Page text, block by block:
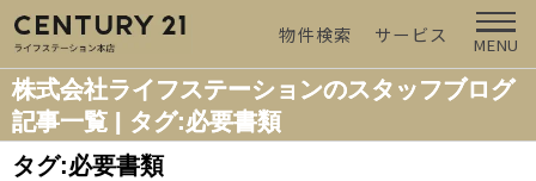
物件検索 サービス MENU
株式会社ライフステーションのスタッフブログ
記事一覧 | タグ:必要書類
タグ:必要書類